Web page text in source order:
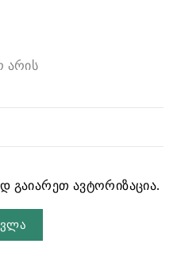
არის
გაიარეთ ავტორიზაცია.